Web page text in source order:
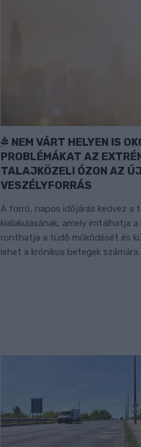
NEM VÁRT HELYEN IS
PROBLÉMÁKAT AZ
TALAJKÖZELI ÓZON AZ ÚJ
VESZÉLYFORRÁS
A forró, napos időjárás kedvez a
kialakulásának, amely irritálhatja
ronthatja a tüdő működését és
lehet a krónikus betegek számára.